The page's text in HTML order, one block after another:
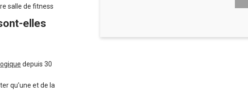
salle de fitness
elles
depuis 30
qu’une et de la